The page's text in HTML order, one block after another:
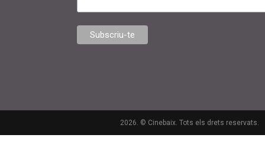
2026. © Cinebaix. Tots els drets reservats.